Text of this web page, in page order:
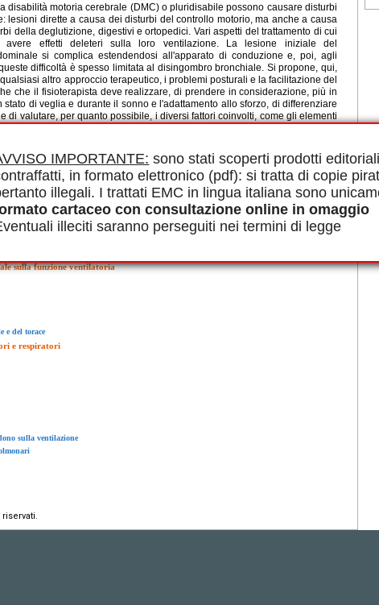
IMPORTANTE: sono stati scoperti prodotti
in formato elettronico (pdf): si tratta di copie
illegali. I trattati EMC in lingua italiana sono
cartaceo con consultazione online in omaggio
illeciti saranno perseguiti nei termini di legge
disabilità motoria cerebrale (DMC) o pluridisabile possono causare disturbi
lesioni dirette a causa dei disturbi del controllo motorio, ma anche a causa
della deglutizione, digestivi e ortopedici. Vari aspetti del trattamento di cui
avere effetti deleteri sulla loro ventilazione. La lesione iniziale del
si complica estendendosi all'apparato di conduzione e, poi, agli
difficoltà è spesso limitata al disingombro bronchiale. Si propone, qui,
altro approccio terapeutico, i problemi posturali e la facilitazione del
che il fisioterapista deve realizzare, di prendere in considerazione, più in
di veglia e durante il sonno e l'adattamento allo sforzo, di differenziare
di valutare, per quanto possibile, i diversi fattori coinvolti, come gli elementi
utilizzati contro questi disturbi includono delle tecniche di rieducazione
del disturbo cerebromotorio e degli ausili strumentali. Diversi specialisti
gestione, in un lavoro condiviso con il soggetto, con la sua famiglia e
nella vita quotidiana.
in PDF.
Disingombro
sulla funzione ventilatoria
e del torace
e respiratori
sulla ventilazione